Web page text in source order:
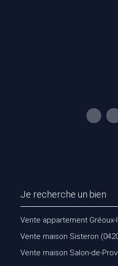
Je recherche un bien
Vente appartement Gréoux-
Vente maison Sisteron
Vente maison Salon-de-